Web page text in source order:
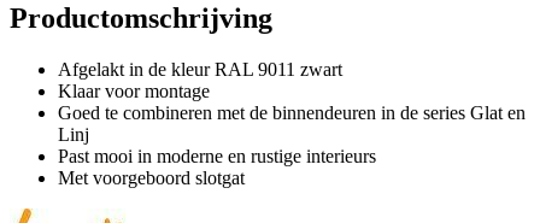
Productomschrijving
Afgelakt in de kleur RAL 9011 zwart
Klaar voor montage
Goed te combineren met de binnendeuren in de series Glat en
Linj
Past mooi in moderne en rustige interieurs
Met voorgeboord slotgat